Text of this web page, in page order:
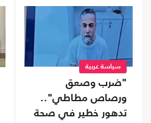
سياسة عربية
"ضرب وصعق
ورصاص مطاطي"..
تدهور خطير في صحة